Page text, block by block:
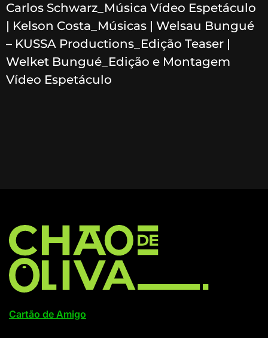
Carlos Schwarz_Música Vídeo Espetáculo
| Kelson Costa_Músicas | Welsau Bungué
– KUSSA Productions_Edição Teaser |
Welket Bungué_Edição e Montagem
Vídeo Espetáculo
Cartão de Amigo